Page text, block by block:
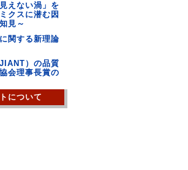
えない渦」を
クスに潜む因
見～
関する新理論
）の品質
会理事長賞の
について